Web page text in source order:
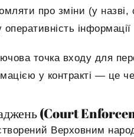
про зміни (у
точка входу для
у контракті — це
(Court
Верховним